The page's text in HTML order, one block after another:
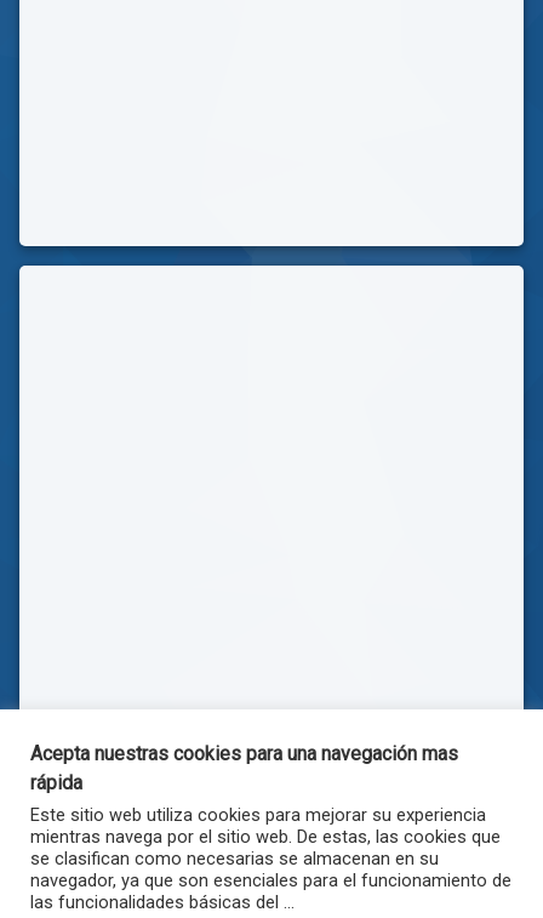
Acepta nuestras cookies para una navegación mas
rápida
Este sitio web utiliza cookies para mejorar su experiencia
mientras navega por el sitio web. De estas, las cookies que
se clasifican como necesarias se almacenan en su
navegador, ya que son esenciales para el funcionamiento de
las funcionalidades básicas del ...